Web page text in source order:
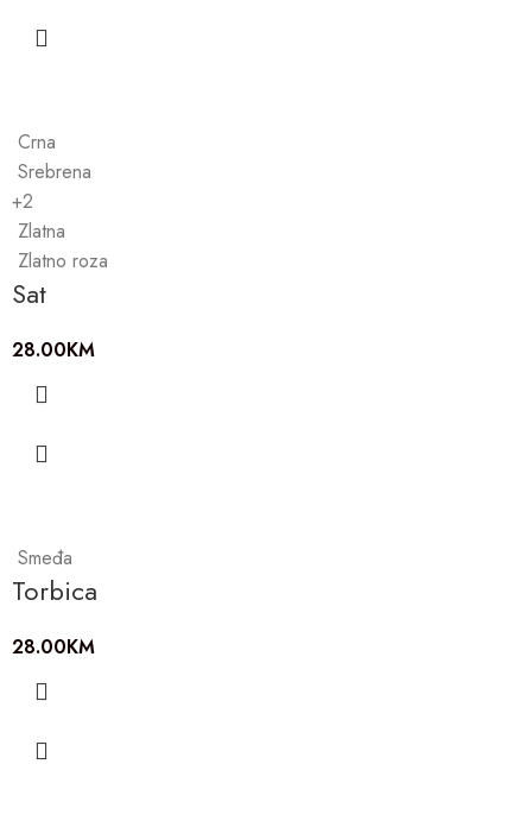
Crna
Srebrena
+2
Zlatna
Zlatno roza
Sat
28.00KM
Smeđa
Torbica
28.00KM